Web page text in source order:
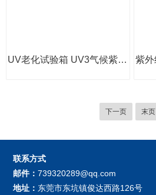
UV老化试验箱 UV3气候紫外线加速光照老化箱
下一页 末页
联系方式
邮件：739320289@qq.com
地址： 东莞市东坑镇俊达西路126号